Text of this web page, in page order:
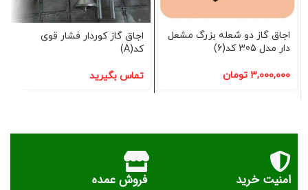
اجاق گاز دو شعله بزرگ مشعل
دار مدل 305 کد(6)
۳,۰۰۰,۰۰۰ تومان
اجاق گاز کوردار فشار قوی
کد(A)
تماس بگیرید
امنیت خرید فروش عمده